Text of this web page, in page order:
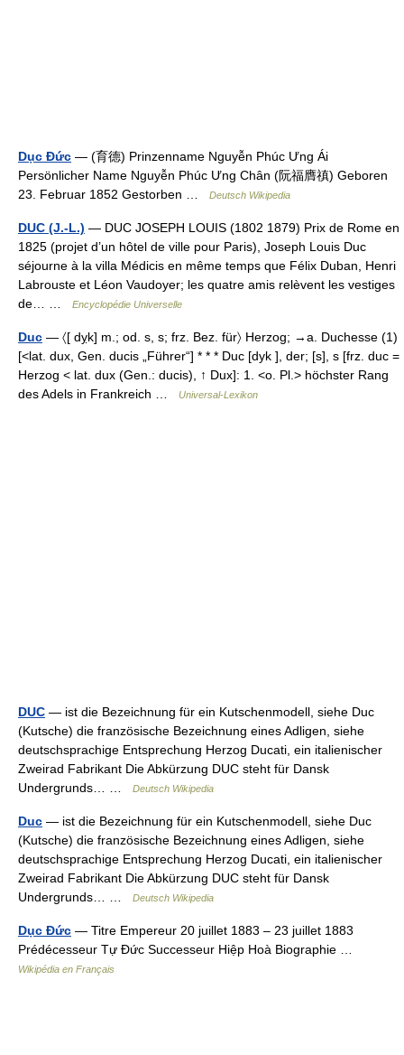
Dục Đức — (育德) Prinzenname Nguyễn Phúc Ưng Ái
Persönlicher Name Nguyễn Phúc Ưng Chân (阮福膺禛) Geboren
23. Februar 1852 Gestorben …
Deutsch Wikipedia
DUC (J.-L.) — DUC JOSEPH LOUIS (1802 1879) Prix de Rome en
1825 (projet d’un hôtel de ville pour Paris), Joseph Louis Duc
séjourne à la villa Médicis en même temps que Félix Duban, Henri
Labrouste et Léon Vaudoyer; les quatre amis relèvent les vestiges
de… …
Encyclopédie Universelle
Duc — 〈[ dỵk] m.; od. s, s; frz. Bez. für〉 Herzog; →a. Duchesse (1)
[<lat. dux, Gen. ducis „Führer“] * * * Duc [dyk ], der; [s], s [frz. duc =
Herzog < lat. dux (Gen.: ducis), ↑ Dux]: 1. <o. Pl.> höchster Rang
des Adels in Frankreich …
Universal-Lexikon
DUC — ist die Bezeichnung für ein Kutschenmodell, siehe Duc
(Kutsche) die französische Bezeichnung eines Adligen, siehe
deutschsprachige Entsprechung Herzog Ducati, ein italienischer
Zweirad Fabrikant Die Abkürzung DUC steht für Dansk
Undergrunds… …
Deutsch Wikipedia
Duc — ist die Bezeichnung für ein Kutschenmodell, siehe Duc
(Kutsche) die französische Bezeichnung eines Adligen, siehe
deutschsprachige Entsprechung Herzog Ducati, ein italienischer
Zweirad Fabrikant Die Abkürzung DUC steht für Dansk
Undergrunds… …
Deutsch Wikipedia
Dục Đức — Titre Empereur 20 juillet 1883 – 23 juillet 1883
Prédécesseur Tự Đức Successeur Hiệp Hoà Biographie …
Wikipédia en Français